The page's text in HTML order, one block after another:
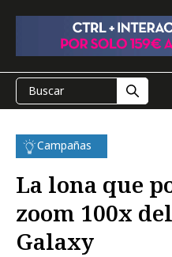
Campañas
La lona que
zoom 100x
Galaxy